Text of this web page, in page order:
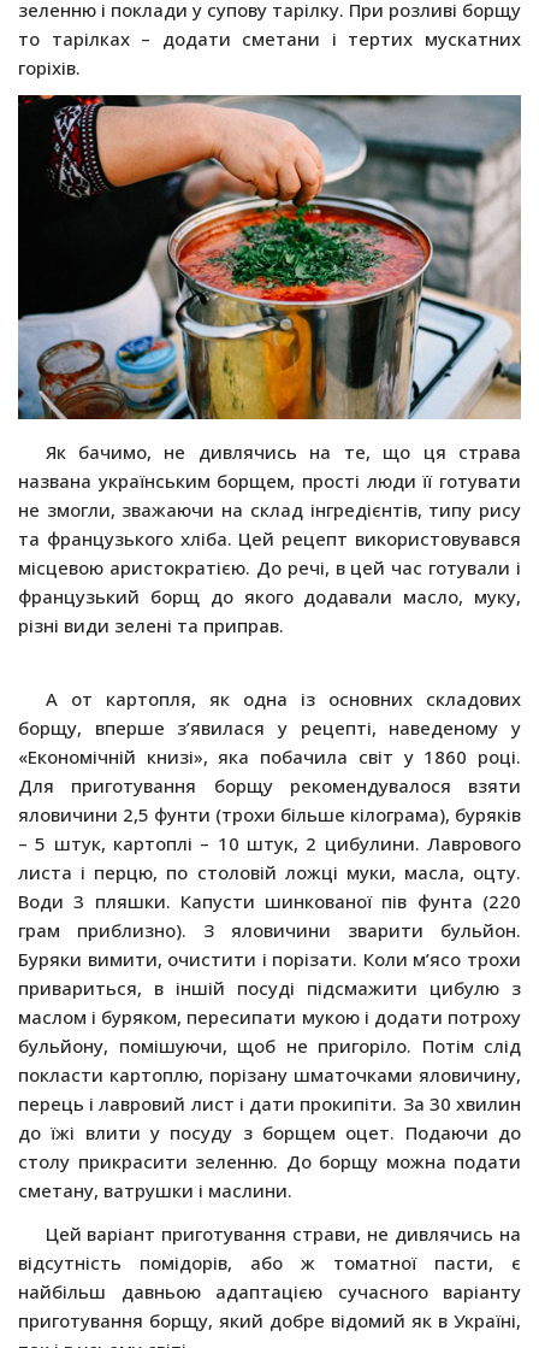
зеленню і поклади у супову тарілку. При розливі борщу
то тарілках – додати сметани і тертих мускатних
горіхів.
Як бачимо, не дивлячись на те, що ця страва
названа українським борщем, прості люди її готувати
не змогли, зважаючи на склад інгредієнтів, типу рису
та французького хліба. Цей рецепт використовувався
місцевою аристократією. До речі, в цей час готували і
французький борщ до якого додавали масло, муку,
різні види зелені та приправ.
А от картопля, як одна із основних складових
борщу, вперше з’явилася у рецепті, наведеному у
«Економічній книзі», яка побачила світ у 1860 році.
Для приготування борщу рекомендувалося взяти
яловичини 2,5 фунти (трохи більше кілограма), буряків
– 5 штук, картоплі – 10 штук, 2 цибулини. Лаврового
листа і перцю, по столовій ложці муки, масла, оцту.
Води 3 пляшки. Капусти шинкованої пів фунта (220
грам приблизно). З яловичини зварити бульйон.
Буряки вимити, очистити і порізати. Коли м’ясо трохи
привариться, в іншій посуді підсмажити цибулю з
маслом і буряком, пересипати мукою і додати потроху
бульйону, помішуючи, щоб не пригоріло. Потім слід
покласти картоплю, порізану шматочками яловичину,
перець і лавровий лист і дати прокипіти. За 30 хвилин
до їжі влити у посуду з борщем оцет. Подаючи до
столу прикрасити зеленню. До борщу можна подати
сметану, ватрушки і маслини.
Цей варіант приготування страви, не дивлячись на
відсутність помідорів, або ж томатної пасти, є
найбільш давньою адаптацією сучасного варіанту
приготування борщу, який добре відомий як в Україні,